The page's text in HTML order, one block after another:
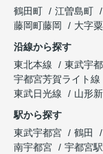
鶴田町
江曽島町
藤岡町藤岡
大字
沿線から探す
東北本線
東武宇
宇都宮芳賀ライト線
東武日光線
山形
駅から探す
東武宇都宮
鶴田
南宇都宮
宇都宮